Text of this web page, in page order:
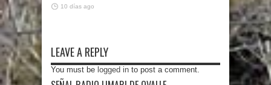
10 días ago
LEAVE A REPLY
You must be logged in to post a comment.